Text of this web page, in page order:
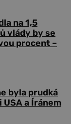
na 1,5
vlády by se
procent –
byla prudká
a Íránem